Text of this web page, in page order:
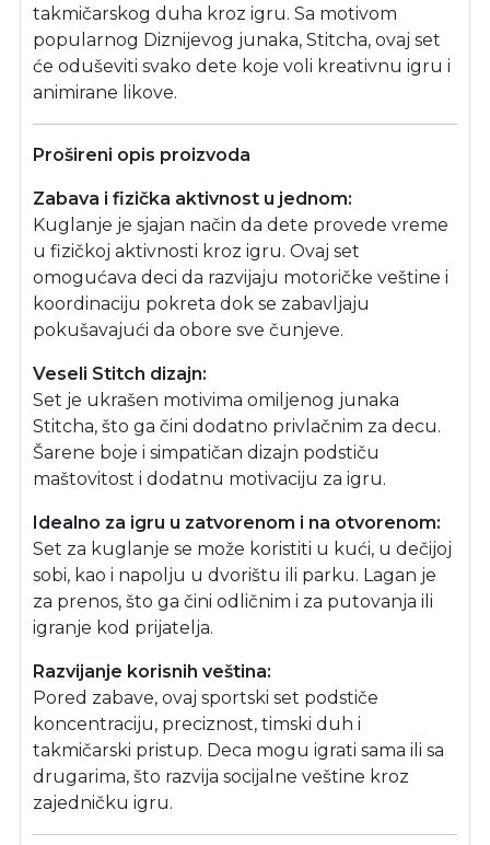
takmičarskog duha kroz igru. Sa motivom
popularnog Diznijevog junaka, Stitcha, ovaj set
će oduševiti svako dete koje voli kreativnu igru i
animirane likove.
Prošireni opis proizvoda
Zabava i fizička aktivnost u jednom:
Kuglanje je sjajan način da dete provede vreme
u fizičkoj aktivnosti kroz igru. Ovaj set
omogućava deci da razvijaju motoričke veštine i
koordinaciju pokreta dok se zabavljaju
pokušavajući da obore sve čunjeve.
Veseli Stitch dizajn:
Set je ukrašen motivima omiljenog junaka
Stitcha, što ga čini dodatno privlačnim za decu.
Šarene boje i simpatičan dizajn podstiču
maštovitost i dodatnu motivaciju za igru.
Idealno za igru u zatvorenom i na otvorenom:
Set za kuglanje se može koristiti u kući, u dečijoj
sobi, kao i napolju u dvorištu ili parku. Lagan je
za prenos, što ga čini odličnim i za putovanja ili
igranje kod prijatelja.
Razvijanje korisnih veština:
Pored zabave, ovaj sportski set podstiče
koncentraciju, preciznost, timski duh i
takmičarski pristup. Deca mogu igrati sama ili sa
drugarima, što razvija socijalne veštine kroz
zajedničku igru.